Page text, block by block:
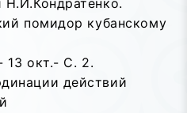
помидор кубанскому
13 окт.- С. 2.
действий